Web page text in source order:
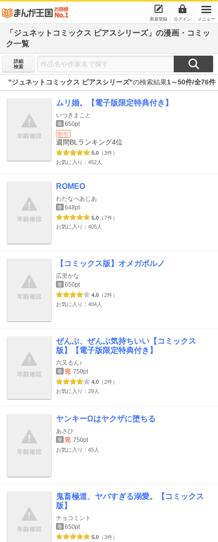
新規登録 ログイン メニュー
「ジュネットコミックス ピアスシリーズ」の漫画・コミッ
ク一覧
詳細
検索
"ジュネットコミックス ピアスシリーズ"の検索結果1～50件/全76件
ムリ婚。【電子版限定特典付き】
いつきまこと
巻 650pt
割引
週間BLランキング4位
5.0 （3件）
お気に入り：452人
ROMEO
わたなべあじあ
巻 648pt
5.0 （7件）
お気に入り：405人
【コミックス版】オメガポルノ
広里かな
巻 650pt
4.0 （2件）
お気に入り：404人
ぜんぶ、ぜんぶ気持ちいい【コミックス
版】【電子版限定特典付き】
六又るん♪
巻 完 750pt
4.0 （2件）
お気に入り：29人
ヤンキーΩはヤクザに堕ちる
あさひ
巻 完 750pt
お気に入り：45人
鬼畜極道、ヤバすぎる溺愛。【コミックス
版】
チョコミント
巻 650pt
5.0 （3件）